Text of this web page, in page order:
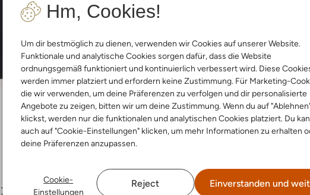
Hm, Cookies!
Um dir bestmöglich zu dienen, verwenden wir Cookies auf unserer Website.
Funktionale und analytische Cookies sorgen dafür, dass die Website
ordnungsgemäß funktioniert und kontinuierlich verbessert wird. Diese
werden immer platziert und erfordern keine Zustimmung. Für Marketing-
die wir verwenden, um deine Präferenzen zu verfolgen und dir personalisierte
Angebote zu zeigen, bitten wir um deine Zustimmung. Wenn du auf
klickst, werden nur die funktionalen und analytischen Cookies platziert. Du
auch auf "Cookie-Einstellungen" klicken, um mehr Informationen zu erhalten
deine Präferenzen anzupassen.
Cookie-
Einstellungen
Reject Einverstanden und
Lieferung & Rückgabe
Zusammensetzung &
Waschanleitung